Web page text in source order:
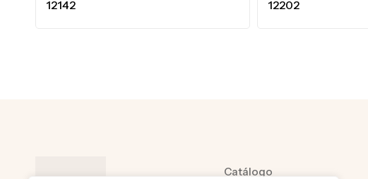
12142 12202
Catálogo